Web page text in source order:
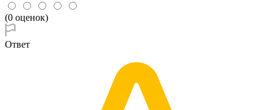
(0 оценок)
Ответ